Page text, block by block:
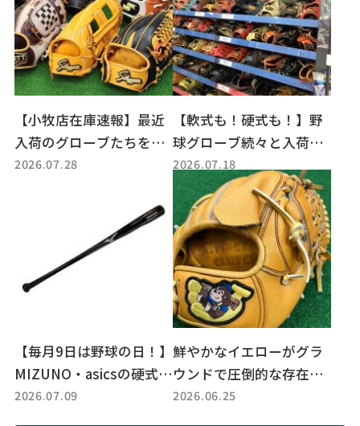
【小牧店在庫速報】最近
入荷のグローブたちをド
サッとご紹介！！
2026.07.28
【軟式も！硬式も！】野
球グローブ続々と入荷
中！！
2026.07.18
【毎月9日は野球の日！】
MIZUNO・asicsの硬式バ
ット＆軟式グローブをチ
2026.07.09
鮮やかなイエローがグラ
ウンドで圧倒的な存在感
を放つ本格派グラブ
2026.06.25